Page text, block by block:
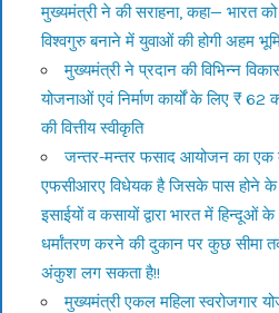
मुख्यमंत्री ने की सराहना, कहा— भारत को
विश्वगुरु बनाने में युवाओं की होगी अहम
मुख्यमंत्री ने प्रदान की विभिन्न
योजनाओं एवं निर्माण कार्यों के लिए ₹ 62
की वित्तीय स्वीकृति
जन्तर-मन्तर फसाद आयोजन का एक
एफसीआरए विधेयक है जिसके पास होने के
इसाईयों व कसायों द्वारा भारत में हिन्दूओं के
धर्मांतरण करने की दुकान पर कुछ सीमा
अंकुश लग सकता है!!
मुख्यमंत्री एकल महिला स्वरोजगार